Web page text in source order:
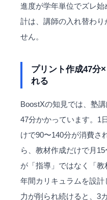
進度が学年単位でズレ
計は、講師の入れ替わ
せん。
プリント作成47分
れる
BoostXの知見では、塾
47分かかっています。1
けで90〜140分が消費さ
ら、教材作成だけで月
が「指導」ではなく「教
年間カリキュラムを設
力が削られ続けると、3